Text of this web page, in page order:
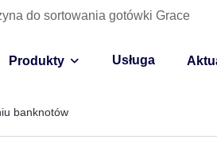
do sortowania gotówki Grace
Produkty Usługa
banknotów